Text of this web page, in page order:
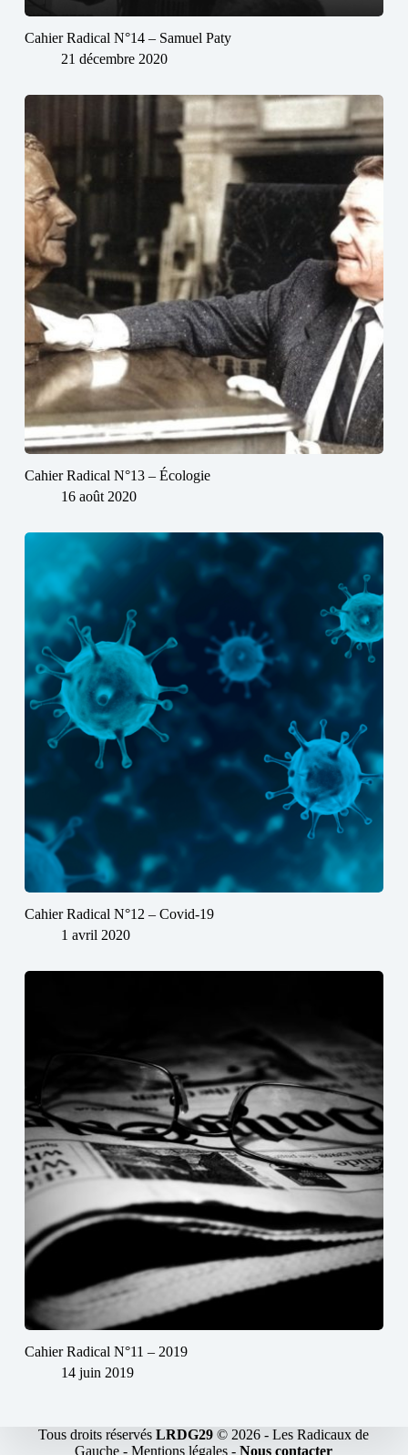
Cahier Radical N°14 – Samuel Paty
21 décembre 2020
Cahier Radical N°13 – Écologie
16 août 2020
Cahier Radical N°12 – Covid-19
1 avril 2020
Cahier Radical N°11 – 2019
14 juin 2019
Tous droits réservésLRDG29 © 2026 -Les Radicaux de
Gauche -Mentions légales -Nous contacter